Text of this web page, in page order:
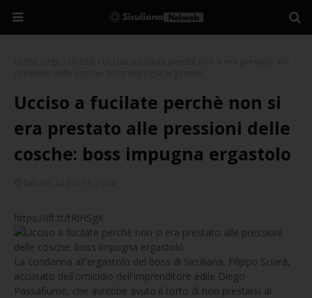
Ucciso a fucilate perchè non si
era prestato alle pressioni delle
cosche: boss impugna ergastolo
https://ift.tt/tRlHSgX
La condanna all'ergastolo del boss di Siculiana, Filippo Sciara,
accusato dell'omicidio dell'imprenditore edile Diego
Passafiume, che avrebbe avuto il torto di non prestarsi al